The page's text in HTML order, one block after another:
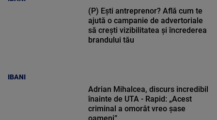
IBANI
(P) Ești antreprenor? Află cum te
ajută o campanie de advertoriale
să crești vizibilitatea și încrederea
brandului tău
Adrian Mihalcea, discurs incredibil
înainte de UTA - Rapid: „Acest
criminal a omorât vreo șase